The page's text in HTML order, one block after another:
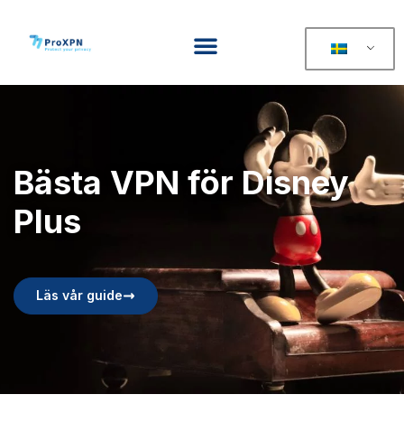
Bästa VPN för Disney
Plus
Läs vår guide